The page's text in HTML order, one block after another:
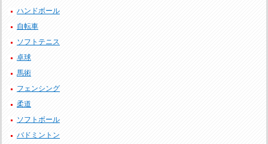
ハンドボール
自転車
ソフトテニス
卓球
馬術
フェンシング
柔道
ソフトボール
バドミントン